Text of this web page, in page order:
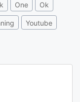
One Ok
Youtube